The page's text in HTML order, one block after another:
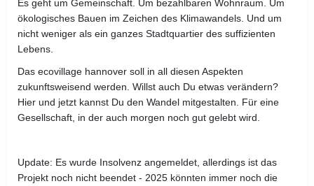
Es geht um Gemeinschaft. Um bezahlbaren Wohnraum. Um
ökologisches Bauen im Zeichen des Klimawandels. Und um
nicht weniger als ein ganzes Stadtquartier des suffizienten
Lebens.
Das ecovillage hannover soll in all diesen Aspekten
zukunftsweisend werden. Willst auch Du etwas verändern?
Hier und jetzt kannst Du den Wandel mitgestalten. Für eine
Gesellschaft, in der auch morgen noch gut gelebt wird.
Update: Es wurde Insolvenz angemeldet, allerdings ist das
Projekt noch nicht beendet - 2025 könnten immer noch die